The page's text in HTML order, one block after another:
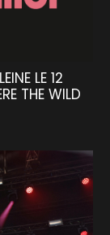
LE 12
THE WILD